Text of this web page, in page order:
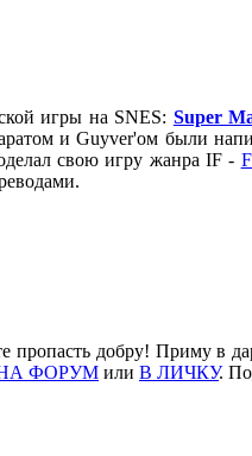
игры на SNES: Super
и Guyver'ом были
свою игру жанра IF -
пропасть добру! Приму в
ФОРУМ или В ЛИЧКУ.